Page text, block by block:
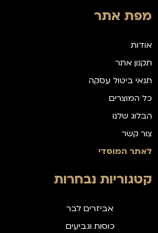
מפת אתר
אודות
תקנון אתר
תנאי ביטול עסקה
כל המוצרים
הבלוג שלנו
צור קשר
לאתר המוסדי
קטגוריות נבחרות
אביזרים לבר
כוסות וגביעים